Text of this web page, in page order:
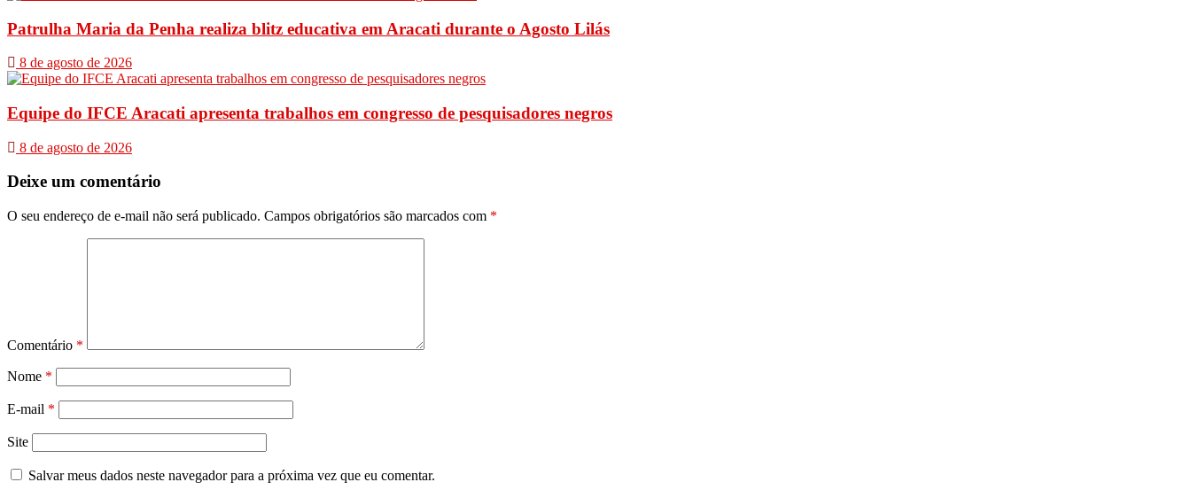
Patrulha Maria da Penha realiza blitz educativa em Aracati durante o Agosto Lilás
8 de agosto de 2026
Equipe do IFCE Aracati apresenta trabalhos em congresso de pesquisadores negros
8 de agosto de 2026
Deixe um comentário
O seu endereço de e-mail não será publicado. Campos obrigatórios são marcados com *
Comentário *
Nome *
E-mail *
Site
Salvar meus dados neste navegador para a próxima vez que eu comentar.